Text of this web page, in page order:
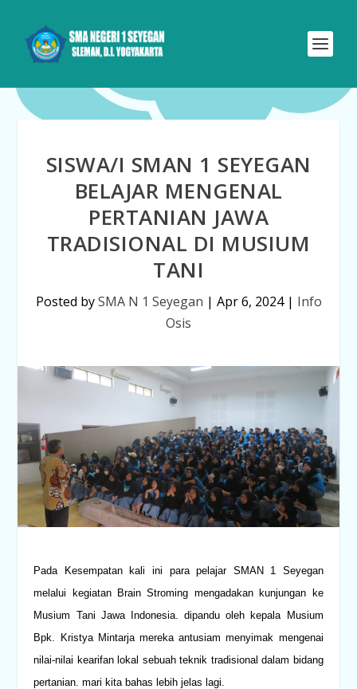
SISWA/I SMAN 1 SEYEGAN
BELAJAR MENGENAL
PERTANIAN JAWA
TRADISIONAL DI MUSIUM
TANI
Posted bySMA N 1 Seyegan | Apr 6, 2024| Info
Osis
Pada Kesempatan kali ini para pelajar SMAN 1 Seyegan
melalui kegiatan Brain Stroming mengadakan kunjungan ke
Musium Tani Jawa Indonesia. dipandu oleh kepala Musium
Bpk. Kristya Mintarja mereka antusiam menyimak mengenai
nilai-nilai kearifan lokal sebuah teknik tradisional dalam bidang
pertanian. mari kita bahas lebih jelas lagi.